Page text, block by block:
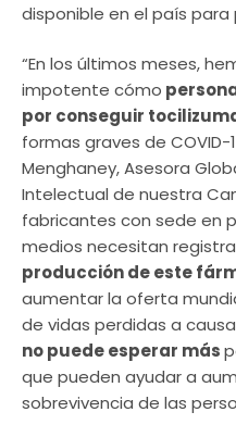
disponible en el país
“En los últimos meses,
impotente cómo
por conseguir
formas graves de COVID-
Menghaney, Asesora
Intelectual de nuestra
fabricantes con sede en
medios necesitan
producción de este
aumentar la oferta
de vidas perdidas a causa
no puede esperar más
que pueden ayudar a
sobrevivencia de las